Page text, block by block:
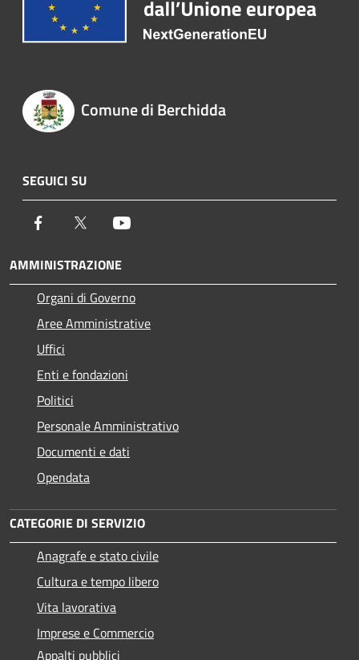
Comune di Berchidda
SEGUICI SU
Facebook Twitter
AMMINISTRAZIONE
Organi di Governo
Aree Amministrative
Uffici
Enti e fondazioni
Politici
Personale Amministrativo
Documenti e dati
Opendata
CATEGORIE DI SERVIZIO
Anagrafe e stato civile
Cultura e tempo libero
Vita lavorativa
Imprese e Commercio
Appalti pubblici